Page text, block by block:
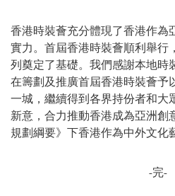
香港時裝薈充分體現了香港作為
實力。首屆香港時裝薈順利舉行
列奠定了基礎。我們感謝本地時
在籌劃及推廣首屆香港時裝薈予
一城，繼續得到各界持份者和大
新意，合力推動香港成為亞洲創
規劃綱要》下香港作為中外文化
-完-